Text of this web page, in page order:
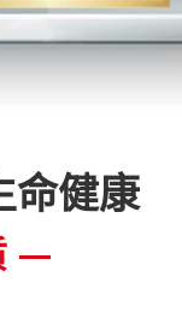
命健康